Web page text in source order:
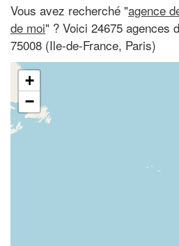
Vous avez recherché "agence
de moi" ? Voici 24675 agences
75008 (Ile-de-France, Paris)
+
−